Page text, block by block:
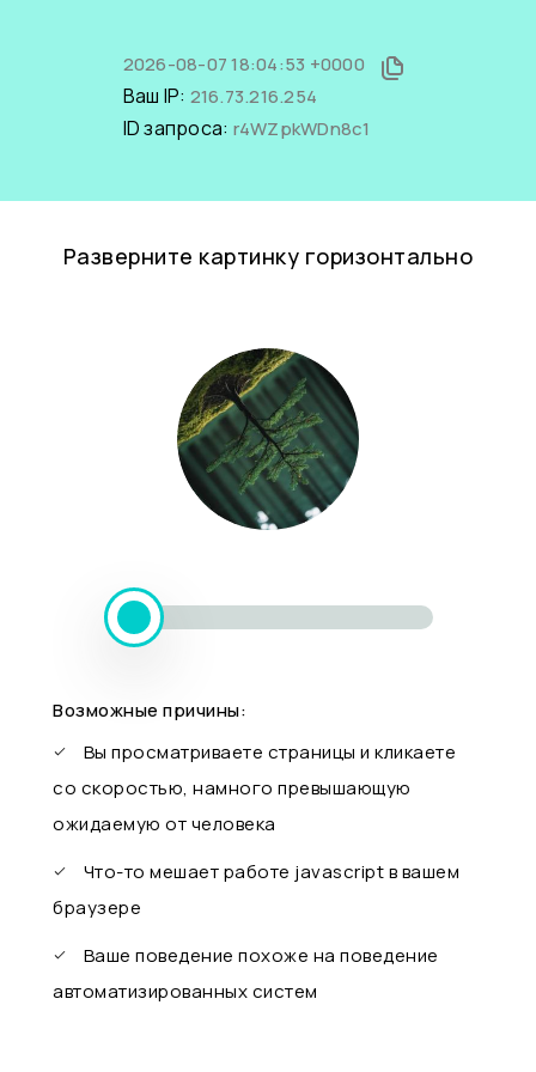
2026-08-07 18:04:53 +0000
Ваш IP: 216.73.216.254
ID запроса: r4WZpkWDn8c1
Разверните картинку горизонтально
Возможные причины:
Вы просматриваете страницы и кликаете
со скоростью, намного превышающую
ожидаемую от человека
Что-то мешает работе javascript в вашем
браузере
Ваше поведение похоже на поведение
автоматизированных систем